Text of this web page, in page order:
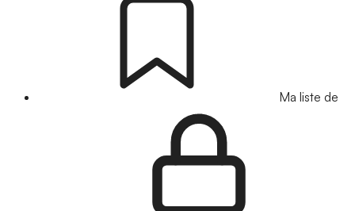
Ma liste de